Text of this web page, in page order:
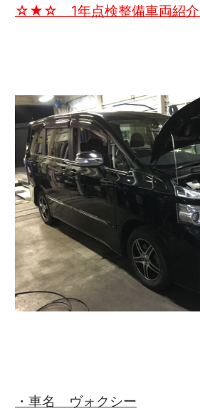
☆★☆ 1年点検整備車両
・車名 ヴォクシー